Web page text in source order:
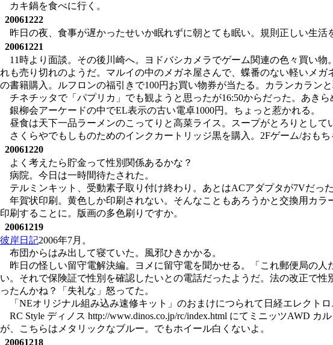
カキ鍋を食べに行く。
20061222
昨日の夜、食事が遅かったせいか眠れずに朝とても眠い。規則正しい生活
20061221
11時より面談。その後川崎へ。ヨドバシカメラでゲーム関連の色々買い
れも売り切れのようだ。マルイの中のメガネ屋さんで、蝶番のない軽いメガ
の書籍購入。ルフロンの福引きで100円お買い物券が当たる。カランカランと
チネチッタで「パプリカ」でも観ようと思ったが16:50からだった。あき
銀柳会アーケードの中でEL表示の古い電卓1000円。ちょっと惹かれる。
昼食は天下一品ラーメンのこってりと高菜ライス。スープがとろりとして
さくらやでもしものためのインクカートリッジ黒を購入。2Fゲーム/おも
20061220
よく考えたら貯金って性別関係あるかな？
病院。今日は一時間待たされた。
テルミンキット、受動素子取り付け終わり。あとはACアダプタが7Vだっ
年賀状印刷。黄色しか印刷されない。そんなこともあろうかと交換用カ
印刷することに。版画の多色刷りですか。
20061219
彼岸日記2006年7月。
布団からはみ出して寝ていた。風邪ひきかかる。
昨日の怪しい留守電解決編。ヨメに留守電を聞かせる。「これ郵便局の
い。それで保険証で性別を確認したいとの電話だったようだ。法の改正で
ったんかね？「失礼な」怒ってた。
「NEオリジナル組み込み速修キット」のおまけにつられて日経エレクト
RC Style ディノス http://www.dinos.co.jp/rc/index.html にてミニッツAWD
が、こちらはメタリックなブルー。でもホイール白くないよ。
20061218